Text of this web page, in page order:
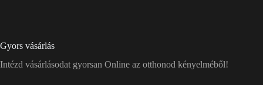
Gyors vásárlás
Intézd vásárlásodat gyorsan Online az otthonod kényelméből!